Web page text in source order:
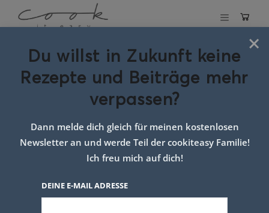
Schlagwort:
Beilage
×
Du willst in Zukunft keine
Rezepte und Beiträge mehr
verpassen?
Dann melde dich gleich für meinen kostenlosen
Newsletter an und werde Teil der cookiteasy Familie!
Ich freu mich auf dich!
DEINE E-MAIL ADRESSE